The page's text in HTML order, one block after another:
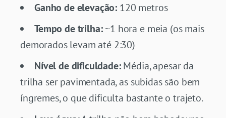
Ganho de elevação: 120 metros
Tempo de trilha:~1 hora e meia (os mais
demorados levam até 2:30)
Nível de dificuldade:Média, apesar da
trilha ser pavimentada, as subidas são bem
íngremes, o que dificulta bastante o trajeto.